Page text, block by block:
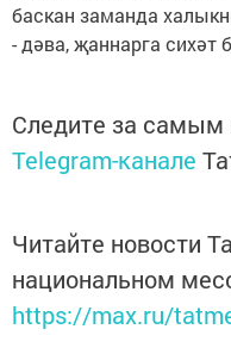
баскан заманда
- дәва, җаннарга сихәт
Следите за
Telegram-канале
Читайте новости
национальном
https://max.ru/